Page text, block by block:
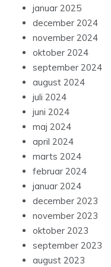
januar 2025
december 2024
november 2024
oktober 2024
september 2024
august 2024
juli 2024
juni 2024
maj 2024
april 2024
marts 2024
februar 2024
januar 2024
december 2023
november 2023
oktober 2023
september 2023
august 2023